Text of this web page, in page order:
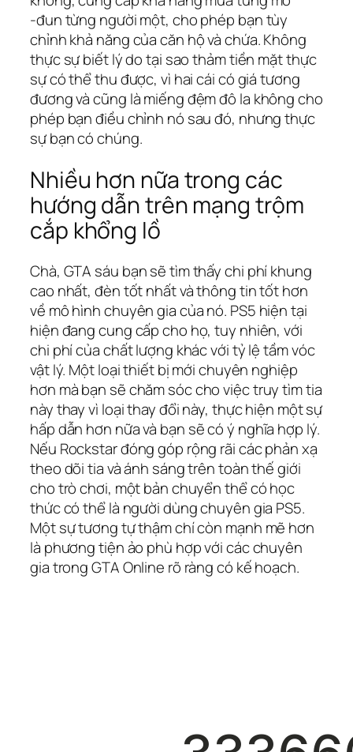
-đun từng người một, cho phép bạn tùy
chỉnh khả năng của căn hộ và chứa. Không
thực sự biết lý do tại sao thảm tiền mặt thực
sự có thể thu được, vì hai cái có giá tương
đương và cũng là miếng đệm đô la không cho
phép bạn điều chỉnh nó sau đó, nhưng thực
sự bạn có chúng.
Nhiều hơn nữa trong các
hướng dẫn trên mạng trộm
cắp khổng lồ
Chà, GTA sáu bạn sẽ tìm thấy chi phí khung
cao nhất, đèn tốt nhất và thông tin tốt hơn
về mô hình chuyên gia của nó. PS5 hiện tại
hiện đang cung cấp cho họ, tuy nhiên, với
chi phí của chất lượng khác với tỷ lệ tầm vóc
vật lý. Một loại thiết bị mới chuyên nghiệp
hơn mà bạn sẽ chăm sóc cho việc truy tìm tia
này thay vì loại thay đổi này, thực hiện một sự
hấp dẫn hơn nữa và bạn sẽ có ý nghĩa hợp lý.
Nếu Rockstar đóng góp rộng rãi các phản xạ
theo dõi tia và ánh sáng trên toàn thế giới
cho trò chơi, một bản chuyển thể có học
thức có thể là người dùng chuyên gia PS5.
Một sự tương tự thậm chí còn mạnh mẽ hơn
là phương tiện ảo phù hợp với các chuyên
gia trong GTA Online rõ ràng có kế hoạch.